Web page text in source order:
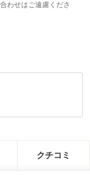
わせはご遠慮くださ
クチコミ